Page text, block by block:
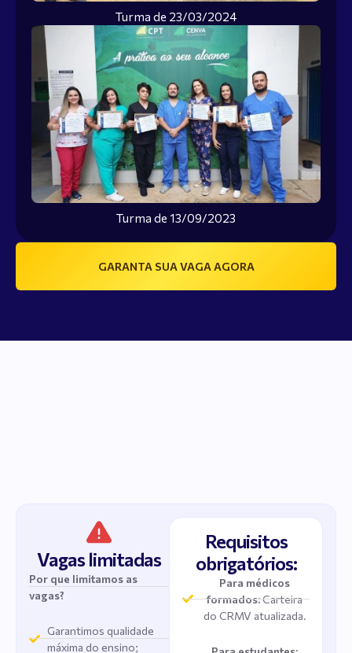
Turma de 23/03/2024
Turma de 13/09/2023
GARANTA SUA VAGA AGORA
Vagas limitadas
Por que limitamos as
vagas?
Garantimos qualidade
máxima do ensino;
Requisitos
obrigatórios:
Para médicos
formados:Carteira
do CRMV atualizada.